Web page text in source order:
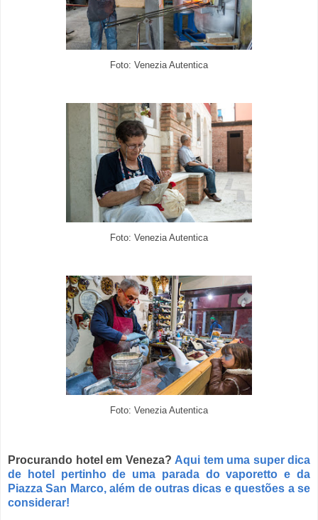
Foto: Venezia Autentica
Foto: Venezia Autentica
Foto: Venezia Autentica
Procurando hotel em Veneza? Aqui tem uma super dica
de hotel pertinho de uma parada do vaporetto e da
Piazza San Marco, além de outras dicas e questões a se
considerar!